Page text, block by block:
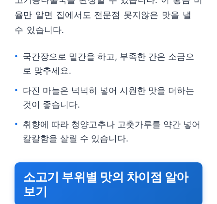
율만 알면 집에서도 전문점 못지않은 맛을 낼
수 있습니다.
국간장으로 밑간을 하고, 부족한 간은 소금으
로 맞추세요.
다진 마늘은 넉넉히 넣어 시원한 맛을 더하는
것이 좋습니다.
취향에 따라 청양고추나 고춧가루를 약간 넣어
칼칼함을 살릴 수 있습니다.
소고기 부위별 맛의 차이점 알아
보기